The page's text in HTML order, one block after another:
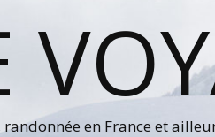
en France et